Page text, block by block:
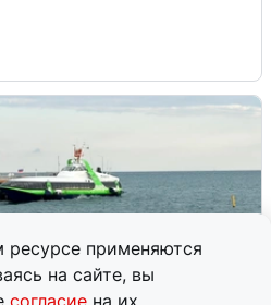
применяются
на сайте, вы
согласие на их